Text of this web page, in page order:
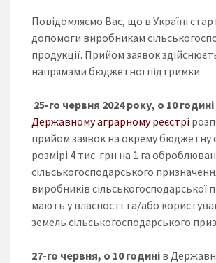
Повідомляємо Вас, що в Україні
допомоги виробникам
продукції. Прийом заявок
напрямами бюджетної підтримки
25-го червня 2024 року, о 10 годині
Державному аграрному реєстрі
прийом заявок на окрему бюджетну
розмірі 4 тис. грн на 1 га
сільськогосподарського
виробників сільськогосподарської
мають у власності та/або
земель сільськогосподарського
27-го червня, о 10 годині в